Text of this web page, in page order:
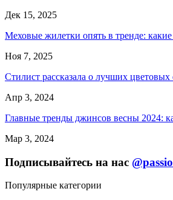
Дек 15, 2025
Меховые жилетки опять в тренде:
Ноя 7, 2025
Стилист рассказала о лучших
Апр 3, 2024
Главные тренды джинсов весны 2024:
Мар 3, 2024
Подписывайтесь на нас
Популярные категории